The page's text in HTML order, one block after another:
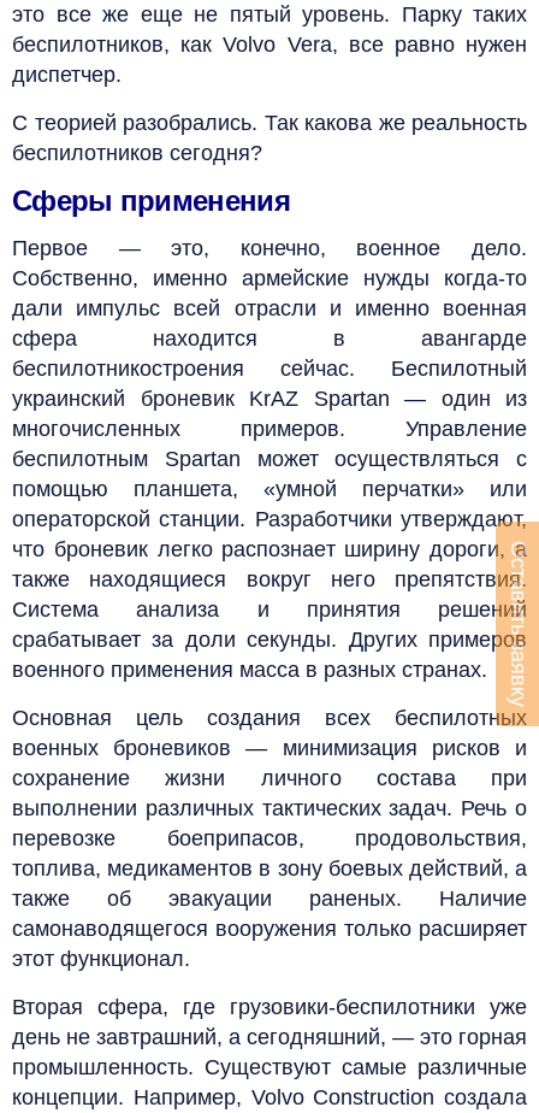
это все же еще не пятый уровень. Парку таких
беспилотников, как Volvo Vera, все равно нужен
диспетчер.
С теорией разобрались. Так какова же реальность
беспилотников сегодня?
Сферы применения
Первое — это, конечно, военное дело.
Собственно, именно армейские нужды когда-то
дали импульс всей отрасли и именно военная
сфера находится в авангарде
беспилотникостроения сейчас. Беспилотный
украинский броневик KrAZ Spartan — один из
многочисленных примеров. Управление
беспилотным Spartan может осуществляться с
помощью планшета, «умной перчатки» или
операторской станции. Разработчики утверждают,
что броневик легко распознает ширину дороги, а
также находящиеся вокруг него препятствия.
Система анализа и принятия решений
срабатывает за доли секунды. Других примеров
военного применения масса в разных странах.
Основная цель создания всех беспилотных
военных броневиков — минимизация рисков и
сохранение жизни личного состава при
выполнении различных тактических задач. Речь о
перевозке боеприпасов, продовольствия,
топлива, медикаментов в зону боевых действий, а
также об эвакуации раненых. Наличие
самонаводящегося вооружения только расширяет
этот функционал.
Вторая сфера, где грузовики-беспилотники уже
день не завтрашний, а сегодняшний, — это горная
промышленность. Существуют самые различные
концепции. Например, Volvo Construction создала
Оставить заявку